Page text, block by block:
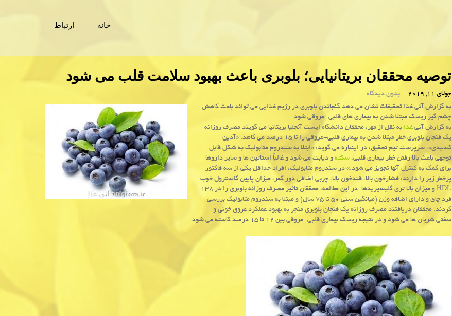
خانه ارتباط
توصیه محققان بریتانیایی؛ بلوبری باعث بهبود سلامت قلب می شود
جولای 11, 2019
بدون دیدگاه
به گزارش آنی غذا تحقیقات نشان می دهد گنجاندن بلوبری در رژیم غذایی می تواند باعث كاهش
چشم گیر ریسك مبتلا شدن به بیماری های قلبی-عروقی شود.
به گزارش آنی غذا به نقل از مهر، محققان دانشگاه ایست آنجلیا بریتانیا می گویند مصرف روزانه
یك فنجان بلوبری خطر مبتلا شدن به بیماری قلبی-عروقی را تا ۱۵ درصد می كاهد. «آدین
كسیدی»، سرپرست تیم تحقیق، در اینباره می گوید: «ابتلا به سندروم متابولیك به شكل قابل
توجهی باعث بالا رفتن خطر بیماری قلبی، سكته و دیابت می شود و غالباً استاتین ها و سایر داروها
برای كمك به كنترل آنها تجویز می شود.» در سندروم متابولیك، افراد حداقل یكی از سه فاكتور
پرخطر زیر را دارند: فشارخون بالا، قندخون بالا، چربی اضافی دور كمر، میزان پایین كلسترول خوب
HDL و میزان بالا تری گلیسیریدها. در این مطالعه، محققان تاثیر مصرف روزانه بلوبری را در ۱۳۸
فرد چاق و دارای اضافه وزن (میانگین سنی ۵۰ تا ۷۵ سال) و مبتلا به سندروم متابولیك بررسی
كردند. محققان دریافتند مصرف روزانه یك فنجان بلوبری منجر به بهبود عملكرد عروق خونی و
سفتی شریان ها می شود و در نتیجه ریسك بیماری قلبی-عروقی بین ۱۲ تا ۱۵ درصد كاسته می شود.